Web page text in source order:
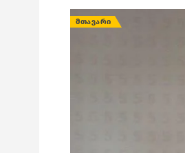
ᲛᲗᲐᲕᲐᲠᲘ